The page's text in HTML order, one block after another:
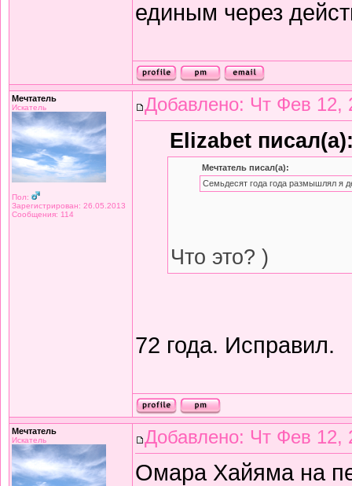
единым через
Мечтатель
Искатель
Пол:
Зарегистрирован: 26.05.2013
Сообщения: 114
Добавлено: Чт Фев 12,
Elizabet
Мечтатель писал(а):
Семьдесят года года размышлял я
Что это? )
72 года. Исправил.
Мечтатель
Искатель Добавлено: Чт Фев 12,
Омара Хайяма на